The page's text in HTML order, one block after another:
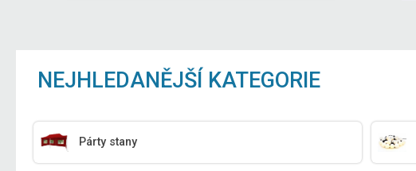
NEJHLEDANĚJŠÍ KATEGORIE
Párty stany